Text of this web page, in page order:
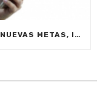
¡BIENVENIDOS AL 2025: AÑO DE NUEVAS METAS, INNOVACIÓN Y PRODUCTIVIDAD!